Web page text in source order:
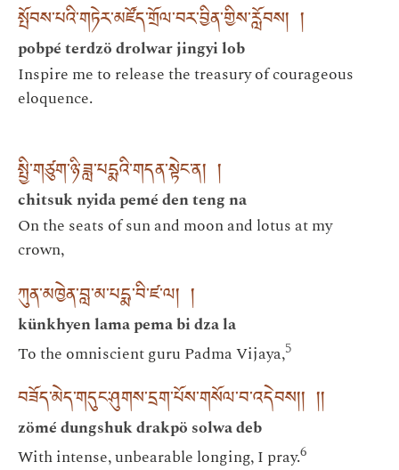
སྤོབས་པའི་གཏེར་མཛོད་གྲོལ་བར་བྱིན་གྱིས་རློབས། །
pobpé terdzö drolwar jingyi lob
Inspire me to release the treasury of courageous
eloquence.
སྤྱི་གཙུག་ཉི་ཟླ་པདྨའི་གདན་སྟེང་ན། །
chitsuk nyida pemé den teng na
On the seats of sun and moon and lotus at my
crown,
ཀུན་མཁྱེན་བླ་མ་པདྨ་བི་ཛ་ལ། །
künkhyen lama pema bi dza la
To the omniscient guru Padma Vijaya,5
བཟོད་མེད་གདུང་ཤུགས་དྲག་པོས་གསོལ་བ་འདེབས།། །།
zömé dungshuk drakpö solwa deb
With intense, unbearable longing, I pray.6